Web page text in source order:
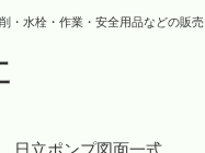
・水栓・作業・安全用品などの販売
日立ポンプ図面一式